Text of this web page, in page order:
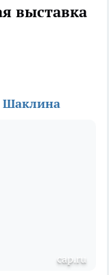
выставка
Шаклина
cap.ru